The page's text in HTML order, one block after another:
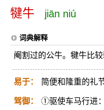
犍牛 jiān niú
词典解释
阉割过的公牛。犍牛比
易于： 简便和隆重的礼
驾御：
①驱使车马行进